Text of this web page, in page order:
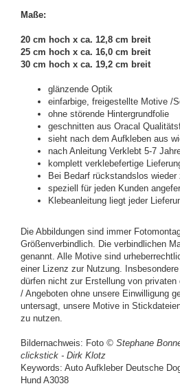
Maße:
20 cm hoch x ca. 12,8 cm breit
25 cm hoch x ca. 16,0 cm breit
30 cm hoch x ca. 19,2 cm breit
glänzende Optik
einfarbige, freigestellte Motive /
ohne störende Hintergrundfolie
geschnitten aus Oracal
sieht nach dem Aufkleben aus
nach Anleitung Verklebt 5-7
komplett verklebefertige
Bei Bedarf rückstandslos wieder
speziell für jeden Kunden
Klebeanleitung liegt jeder
Die Abbildungen sind immer
Größenverbindlich. Die verbindlichen
genannt. Alle Motive sind
einer Lizenz zur Nutzung.
dürfen nicht zur Erstellung von privaten
/ Angeboten ohne unsere Einwilligung
untersagt, unsere Motive in
zu nutzen.
Bildernachweis: Foto © Stephane
clickstick - Dirk Klotz
Keywords: Auto Aufkleber Deutsche
Hund A3038